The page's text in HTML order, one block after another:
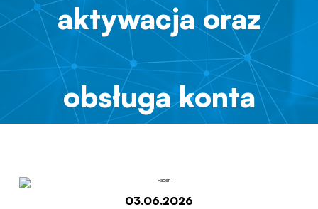
aktywacja oraz
obsługa konta
03.06.2026